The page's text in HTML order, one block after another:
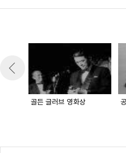
골든 글러브 영화상